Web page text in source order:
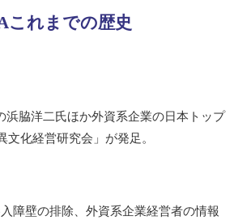
これまでの歴史
浜脇洋二氏ほか外資系企業の日本トップ
文化経営研究会」が発足。
障壁の排除、外資系企業経営者の情報